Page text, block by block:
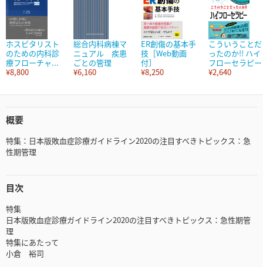
ホスピタリスト
のための内科診
療フローチャ...
¥8,800
総合内科病棟マ
ニュアル 疾患
ごとの管理
¥6,160
ER創傷の基本手
技［Web動画
付］
¥8,250
こういうことだ
ったのか!! ハイ
フローセラピー
¥2,640
概要
特集：日本版敗血症診療ガイドライン2020の注目すべきトピックス：急
性期管理
目次
特集
日本版敗血症診療ガイドライン2020の注目すべきトピックス：急性期管
理
特集にあたって
小倉 裕司